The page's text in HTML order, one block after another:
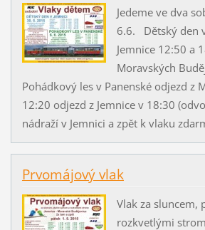
Jedeme ve dva
6.6. Dětský den
Jemnice 12:50 a
Moravských
Pohádkový les v Panenské odjezd z
12:20 odjezd z Jemnice v 18:30
nádraží v Jemnici a zpět k vlaku
Prvomájový vlak
Vlak za sluncem,
rozkvetlými